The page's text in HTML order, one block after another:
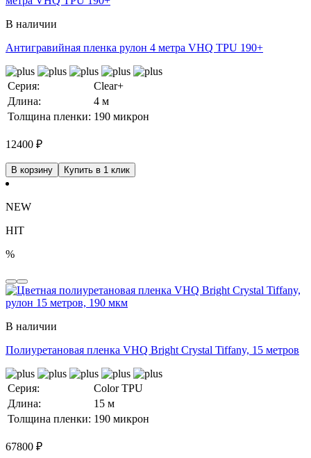
В наличии
Антигравийная пленка рулон 4 метра VHQ TPU 190+
Серия:
Clear+
Длина:
4 м
Толщина пленки: 190 микрон
12400 ₽
В корзину Купить в 1 клик
NEW
HIT
%
В наличии
Полиуретановая пленка VHQ Bright Crystal Tiffany, 15 метров
Серия:
Color TPU
Длина:
15 м
Толщина пленки: 190 микрон
67800 ₽